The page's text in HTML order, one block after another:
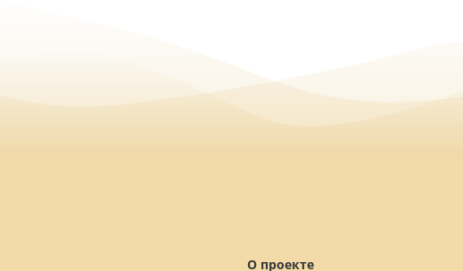
О проекте